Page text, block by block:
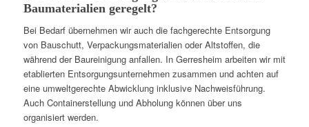
Baumaterialien geregelt?
Bei Bedarf übernehmen wir auch die fachgerechte Entsorgung
von Bauschutt, Verpackungsmaterialien oder Altstoffen, die
während der Baureinigung anfallen. In Gerresheim arbeiten wir mit
etablierten Entsorgungsunternehmen zusammen und achten auf
eine umweltgerechte Abwicklung inklusive Nachweisführung.
Auch Containerstellung und Abholung können über uns
organisiert werden.